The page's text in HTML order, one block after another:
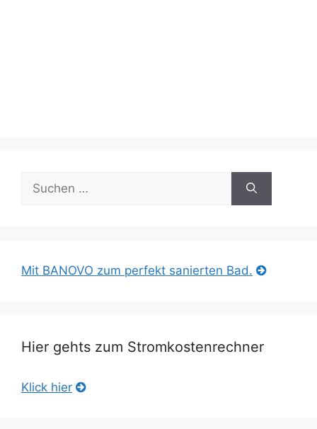
nach:
Mit BANOVO zum perfekt sanierten Bad.
Hier gehts zum Stromkostenrechner
Klick hier